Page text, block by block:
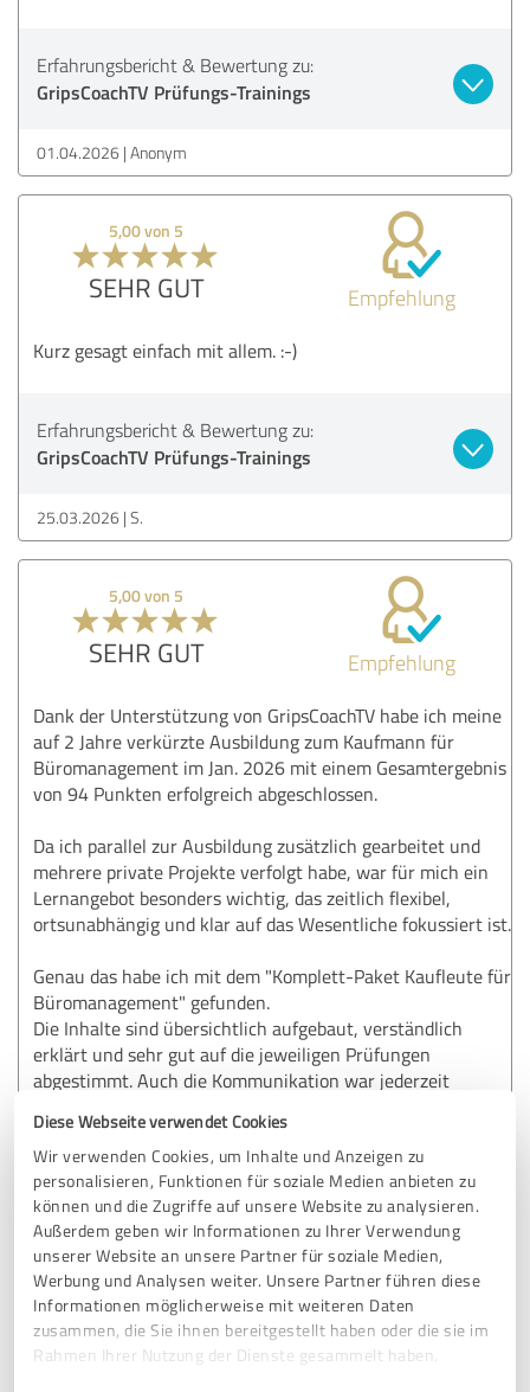
Diese Webseite verwendet Cookies
Wir verwenden Cookies, um Inhalte und Anzeigen zu
personalisieren, Funktionen für soziale Medien anbieten zu
können und die Zugriffe auf unsere Website zu analysieren.
Außerdem geben wir Informationen zu Ihrer Verwendung
unserer Website an unsere Partner für soziale Medien,
Werbung und Analysen weiter. Unsere Partner führen diese
Informationen möglicherweise mit weiteren Daten
zusammen, die Sie ihnen bereitgestellt haben oder die sie im
Rahmen Ihrer Nutzung der Dienste gesammelt haben.
Erfahrungsbericht & Bewertung zu:
GripsCoachTV Prüfungs-Trainings
01.04.2026 Anonym
5,00 von 5
SEHR GUT Empfehlung
Kurz gesagt einfach mit allem. :-)
Erfahrungsbericht & Bewertung zu:
GripsCoachTV Prüfungs-Trainings
25.03.2026 S.
5,00 von 5
SEHR GUT Empfehlung
Dank der Unterstützung von GripsCoachTV habe ich meine
auf 2 Jahre verkürzte Ausbildung zum Kaufmann für
Büromanagement im Jan. 2026 mit einem Gesamtergebnis
von 94 Punkten erfolgreich abgeschlossen.
Da ich parallel zur Ausbildung zusätzlich gearbeitet und
mehrere private Projekte verfolgt habe, war für mich ein
Lernangebot besonders wichtig, das zeitlich flexibel,
ortsunabhängig und klar auf das Wesentliche fokussiert ist.
Genau das habe ich mit dem "Komplett-Paket Kaufleute für
Büromanagement" gefunden.
Die Inhalte sind übersichtlich aufgebaut, verständlich
erklärt und sehr gut auf die jeweiligen Prüfungen
abgestimmt. Auch die Kommunikation war jederzeit
Ich bin mit meiner Erfahrung sehr zufrieden und kann die
Online-Kurse uneingeschränkt weiterempfehlen. Wer sich
systematisch, flexibel und effizient auf Prüfungen
vorbereiten oder weiterbilden möchte, ist hier sehr gut
aufgehoben.
Nach meiner Ausbildung ging es für mich direkt weiter mit
dem Ausbilderschein und dem Wirtschaftsfachwirt. Auch
hier habe ich mich ganz bewusst wieder für GripsCoachTV